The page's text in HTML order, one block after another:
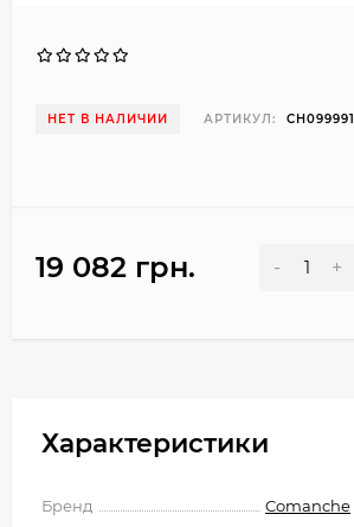
НЕТ В НАЛИЧИИ АРТИКУЛ: CH099991
19 082 грн. - +
Характеристики
Бренд
Comanche